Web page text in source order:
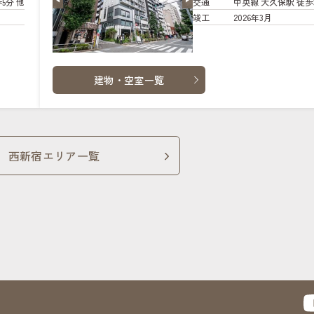
竣工
2026年3月
建物・空室一覧
西新宿エリア一覧